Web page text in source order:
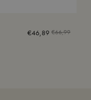
€66,99
€46,89